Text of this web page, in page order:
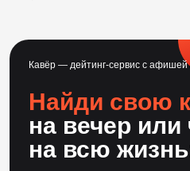
Кавёр — дейтинг-сервис с
Найди свою
на вечер или
на всю